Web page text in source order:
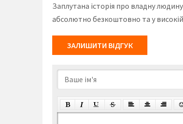
Заплутана історія про владну
абсолютно безкоштовно та у високій
ЗАЛИШИТИ ВІДГУК